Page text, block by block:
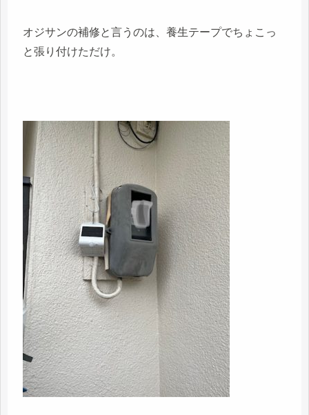
オジサンの補修と言うのは、養生テープでちょこっ
と張り付けただけ。